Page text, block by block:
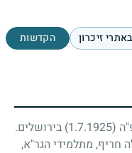
זיכרון הקדשות
(1.7.1925)
בירושלים.
חריף, מתלמידי הגר"א,